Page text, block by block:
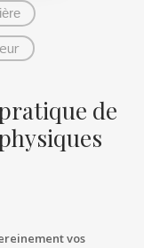
de
vos